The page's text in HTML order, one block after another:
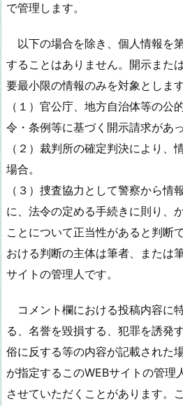
で管理します。
以下の場合を除き、個人情報を
することはありません。開示また
要最小限の情報のみを対象とします
（１）官公庁、地方自治体等の公
令・条例等に基づく開示請求があっ
（２）裁判所の確定判決により、
場合。
（３）捜査協力として警察から情
に、法令の定める手続きに則り、
ことについて正当性があると判断
おける判断の主体は筆者、または
サイトの管理人です。
コメント欄における投稿内容に
る、名誉を毀損する、犯罪を誘発
俗に反する等の内容が記載された
が指定するこのWEBサイトの管理
させていただくことがあります。